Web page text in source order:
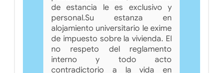
de estancia le es exclusivo y
personal.Su estanza en
alojamiento universitario le exime
de impuesto sobre la vivienda. El
no respeto del reglamento
interno y todo acto
contradictorio a la vida en